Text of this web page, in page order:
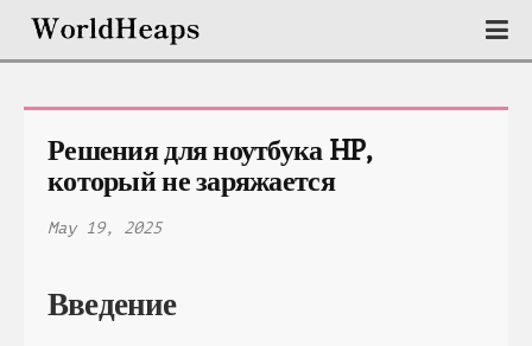
Решения для ноутбука HP,
который не заряжается
May 19, 2025
Введение